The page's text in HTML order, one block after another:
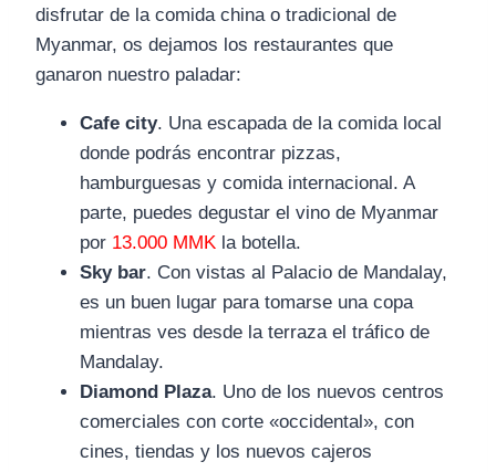
disfrutar de la comida china o tradicional de
Myanmar, os dejamos los restaurantes que
ganaron nuestro paladar:
Cafe city. Una escapada de la comida local
donde podrás encontrar pizzas,
hamburguesas y comida internacional. A
parte, puedes degustar el vino de Myanmar
por 13.000 MMK la botella.
Sky bar. Con vistas al Palacio de Mandalay,
es un buen lugar para tomarse una copa
mientras ves desde la terraza el tráfico de
Mandalay.
Diamond Plaza. Uno de los nuevos centros
comerciales con corte «occidental», con
cines, tiendas y los nuevos cajeros